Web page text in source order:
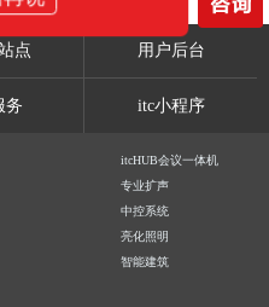
点 用户后台
务 itc小程序
itcHUB会议一体机
专业扩声
中控系统
亮化照明
智能建筑